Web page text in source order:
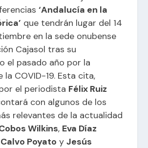
‘Andalucía en la
que tendrán lugar del 14
en la sede onubense
Cajasol tras su
el pasado año por la
la COVID-19. Esta cita,
el periodista Félix Ruiz
con algunos de los
relevantes de la actualidad
Wilkins, Eva Díaz
Poyato yJesús